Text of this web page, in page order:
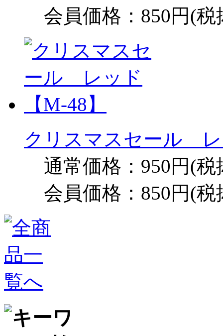
会員価格：850円(税
クリスマスセール レ
通常価格：950円(税
会員価格：850円(税